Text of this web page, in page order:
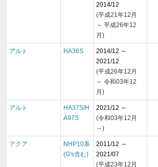
2014/12
(平成21年12月
～ 平成26年12
月)
アルト HA36S
2014/12 ～
2021/12
(平成26年12月
～ 令和03年12
月)
アルト
HA37S/H
A97S
2021/12 ～
(令和03年12月
～)
アクア
NHP10系
(G's含む)
2011/12 ～
2021/07
(平成23年12月